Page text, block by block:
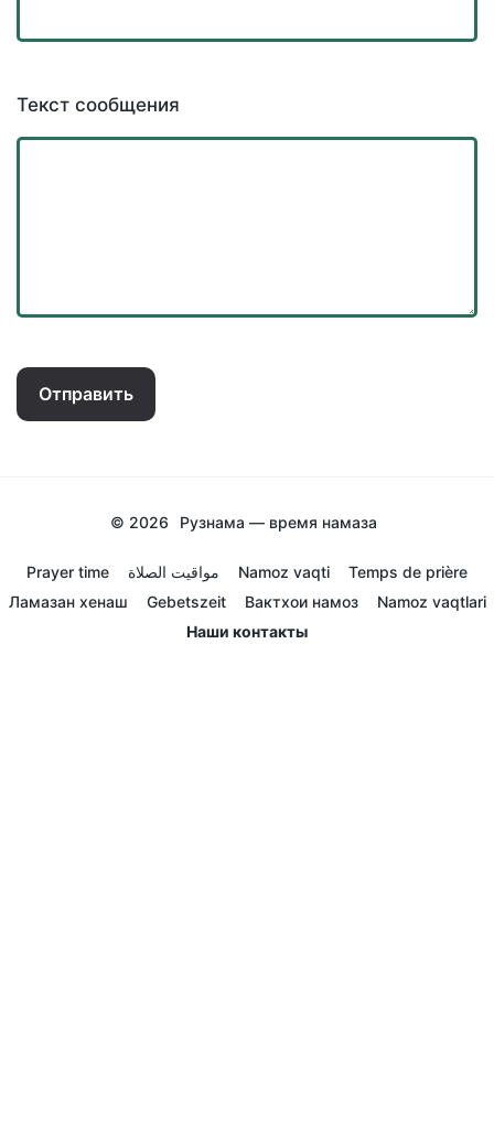
Текст сообщения
Отправить
© 2026 Рузнама — время намаза
Prayer time مواقيت الصلاة Namoz vaqti
Temps de prière
Ламазан хенаш
Gebetszeit Вактхои намоз
Namoz vaqtlari
Наши контакты